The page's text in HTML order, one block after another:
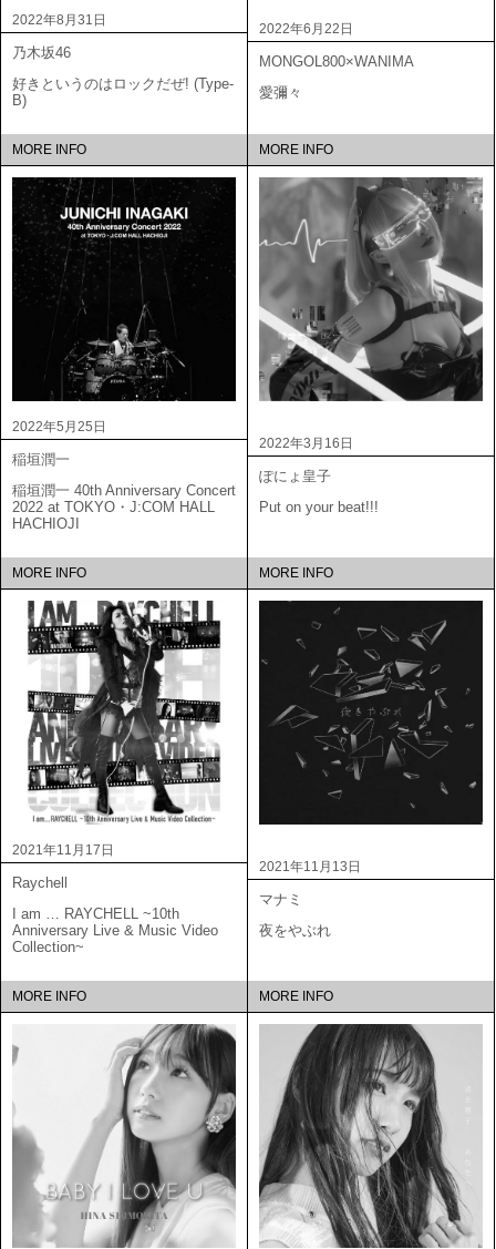
2022年8月31日
乃木坂46
好きというのはロックだぜ! (Type-
B)
MORE INFO
2022年6月22日
MONGOL800×WANIMA
愛彌々
MORE INFO
2022年5月25日
稲垣潤一
稲垣潤一 40th Anniversary Concert
2022 at TOKYO・J:COM HALL
HACHIOJI
MORE INFO
2022年3月16日
ぽにょ皇子
Put on your beat!!!
MORE INFO
2021年11月17日
Raychell
I am … RAYCHELL ~10th
Anniversary Live & Music Video
Collection~
MORE INFO
2021年11月13日
マナミ
夜をやぶれ
MORE INFO